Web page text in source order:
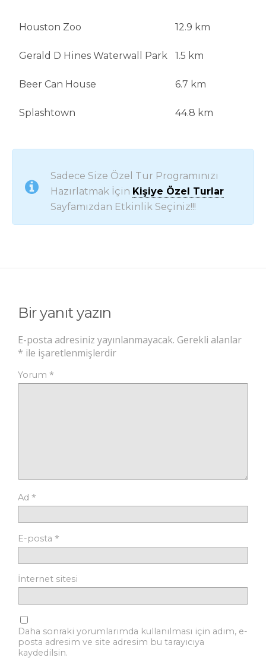
Houston Zoo 12.9 km
Gerald D Hines Waterwall Park 1.5 km
Beer Can House 6.7 km
Splashtown 44.8 km
Sadece Size Özel Tur Programınızı
Hazırlatmak İçin Kişiye Özel Turlar
Sayfamızdan Etkinlik Seçiniz!!!
Bir yanıt yazın
E-posta adresiniz yayınlanmayacak. Gerekli alanlar
* ile işaretlenmişlerdir
Yorum *
Ad *
E-posta *
İnternet sitesi
Daha sonraki yorumlarımda kullanılması için adım, e-
posta adresim ve site adresim bu tarayıcıya
kaydedilsin.